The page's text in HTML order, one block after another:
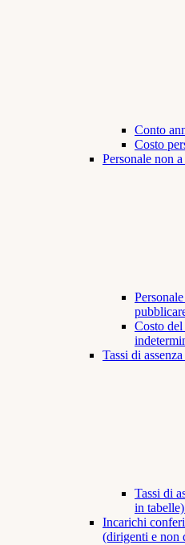
Conto
Costo
Personale non
Costo del
Tassi di assenza
Tassi di
in tabelle)
Incarichi
(dirigenti e non